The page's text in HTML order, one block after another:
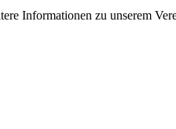
Informationen zu unserem